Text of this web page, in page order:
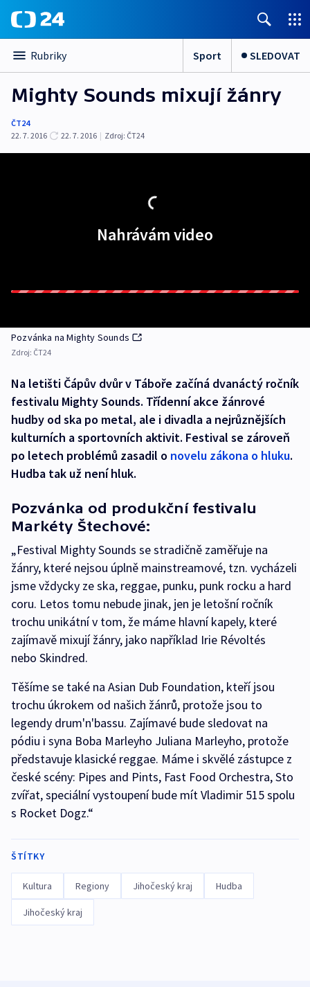
Rubriky Sport SLEDOVAT
Mighty Sounds mixují žánry
ČT24
22. 7. 2016
22. 7. 2016 | Zdroj: ČT24
Nahrávám video
Pozvánka na Mighty Sounds
Zdroj: ČT24
Na letišti Čápův dvůr v Táboře začíná dvanáctý ročník
festivalu Mighty Sounds. Třídenní akce žánrové
hudby od ska po metal, ale i divadla a nejrůznějších
kulturních a sportovních aktivit. Festival se zároveň
po letech problémů zasadil o novelu zákona o hluku.
Hudba tak už není hluk.
Pozvánka od produkční festivalu
Markéty Štechové:
„Festival Mighty Sounds se stradičně zaměřuje na
žánry, které nejsou úplně mainstreamové, tzn. vycházeli
jsme vždycky ze ska, reggae, punku, punk rocku a hard
coru. Letos tomu nebude jinak, jen je letošní ročník
trochu unikátní v tom, že máme hlavní kapely, které
zajímavě mixují žánry, jako například Irie Révoltés
nebo Skindred.
Těšíme se také na Asian Dub Foundation, kteří jsou
trochu úkrokem od našich žánrů, protože jsou to
legendy drum'n'bassu. Zajímavé bude sledovat na
pódiu i syna Boba Marleyho Juliana Marleyho, protože
představuje klasické reggae. Máme i skvělé zástupce z
české scény: Pipes and Pints, Fast Food Orchestra, Sto
zvířat, speciální vystoupení bude mít Vladimir 515 spolu
s Rocket Dogz.“
ŠTÍTKY
Kultura Regiony Jihočeský kraj Hudba
Jihočeský kraj